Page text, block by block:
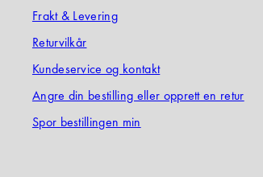
Frakt & Levering
Returvilkår
Kundeservice og kontakt
Angre din bestilling eller opprett en retur
Spor bestillingen min